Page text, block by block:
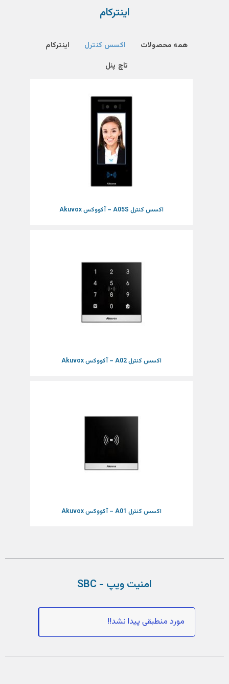
اینترکام
همه محصولات اکسس کنترل
اینترکام
تاچ پنل
اکسس کنترل A05S – آکووکس Akuvox
اکسس کنترل A02 – آکووکس Akuvox
اکسس کنترل A01 – آکووکس Akuvox
امنیت ویپ - SBC
مورد منطبقی پیدا نشد!!